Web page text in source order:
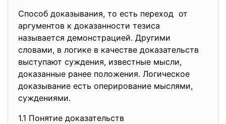
Способ доказывания, то есть переход от
аргументов к доказанности тезиса
называется демонстрацией. Другими
словами, в логике в качестве доказательств
выступают суждения, известные мысли,
доказанные ранее положения. Логическое
доказывание есть оперирование мыслями,
суждениями.
1.1 Понятие доказательств